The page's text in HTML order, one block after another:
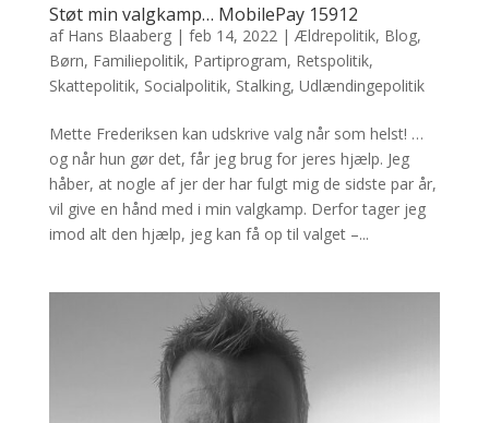
Støt min valgkamp… MobilePay 15912
af Hans Blaaberg| feb 14, 2022 | Ældrepolitik, Blog,
Børn, Familiepolitik, Partiprogram, Retspolitik,
Skattepolitik, Socialpolitik, Stalking, Udlændingepolitik
Mette Frederiksen kan udskrive valg når som helst! …
og når hun gør det, får jeg brug for jeres hjælp. Jeg
håber, at nogle af jer der har fulgt mig de sidste par år,
vil give en hånd med i min valgkamp. Derfor tager jeg
imod alt den hjælp, jeg kan få op til valget –...